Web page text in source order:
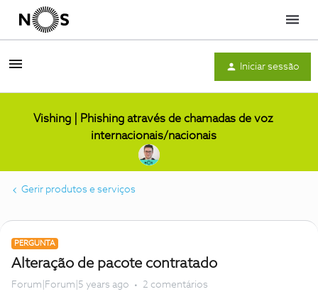
Menu
Iniciar sessão
Vishing | Phishing através de chamadas de voz
internacionais/nacionais
Gerir produtos e serviços
PERGUNTA
Alteração de pacote contratado
Forum|Forum|5 years ago 2 comentários